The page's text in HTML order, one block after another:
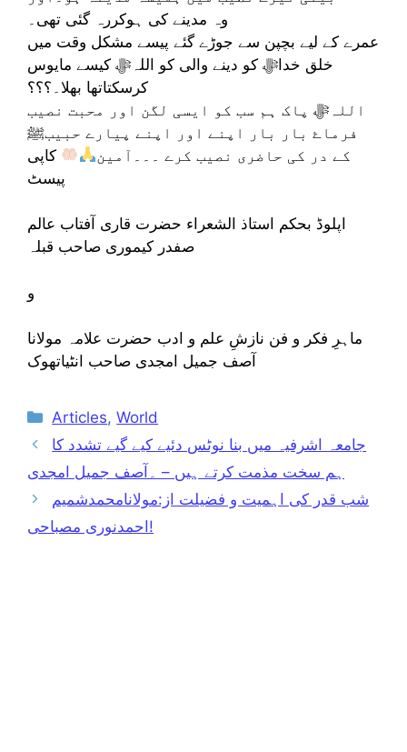
وہ مدینے کی ہوکررہ گئی تھی۔
عمرے کے لیے بچپن سے جوڑے گئے پیسے مشکل وقت میں
خلق خداﷻ کو دینے والی کو اللہﷻ کیسے مایوس
کرسکتاتھا بھلا۔؟؟؟
اللہﷻ پاک ہم سب کو ایسی لگن اور محبت نصیب
فرماۓ بار بار اپنے اور اپنے پیارے حبیبﷺ
کے در کی حاضری نصیب کرے ۔۔۔آمین
کاپی
پیسٹ
اپلوڈ بحکم استاذ الشعراء حضرت قاری آفتاب عالم
صفدر کیموری صاحب قبلہ
و
ماہرِ فکر و فن نازشِ علم و ادب حضرت علامہ مولانا
آصف جمیل امجدی صاحب انٹیاتھوک
Categories
Articles,World
جامعہ اشرفیہ میں بنا نوٹس دئیے کیے گیے تشدد کا
ہم سخت مذمت کرتے ہیں – ۔آصف جمیل امجدی
شب قدر کی اہمیت و فضیلت از:مولانامحمدشمیم
احمدنوری مصباحی!